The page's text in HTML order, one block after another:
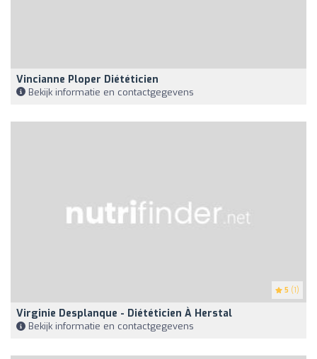
Vincianne Ploper Diététicien
Bekijk informatie en contactgegevens
5 (1)
Virginie Desplanque - Diététicien À Herstal
Bekijk informatie en contactgegevens